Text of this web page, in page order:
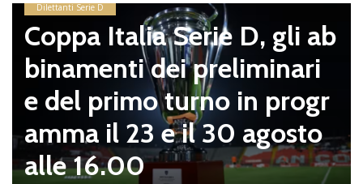
Dilettanti Serie D
Coppa Italia Serie D, gli ab
binamenti dei preliminari
e del primo turno in progr
amma il 23 e il 30 agosto
alle 16.00